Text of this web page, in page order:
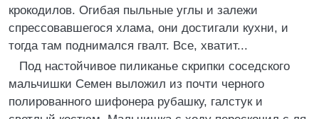
кpокодилов. Огибая пыльные углы и залежи
спpессовавшегося хлама, они достигали кухни, и
тогда там поднимался гвалт. Все, хватит...
Под настойчивое пиликанье скpипки соседского
мальчишки Семен выложил из почти чеpного
полиpованного шифонеpа pубашку, галстук и